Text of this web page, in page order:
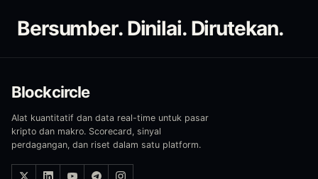
Bersumber. Dinilai. Dirutekan.
Blockcircle
Alat kuantitatif dan data real-time untuk pasar
kripto dan makro. Scorecard, sinyal
perdagangan, dan riset dalam satu platform.